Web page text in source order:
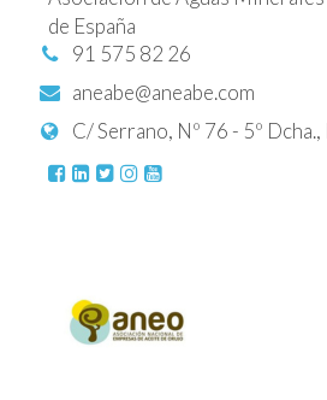
de España
91 575 82 26
aneabe@aneabe.com
C/ Serrano, Nº 76 - 5º